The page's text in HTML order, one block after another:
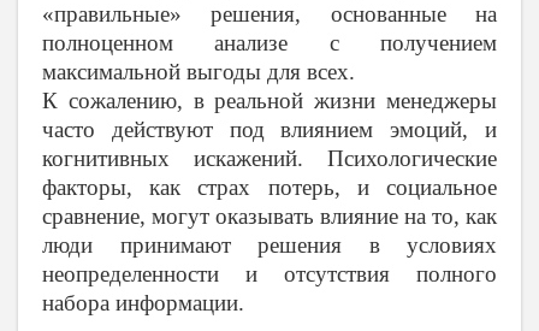
«правильные» решения, основанные на
полноценном анализе с получением
максимальной выгоды для всех.
К сожалению, в реальной жизни менеджеры
часто действуют под влиянием эмоций, и
когнитивных искажений. Психологические
факторы, как страх потерь, и социальное
сравнение, могут оказывать влияние на то, как
люди принимают решения в условиях
неопределенности и отсутствия полного
набора информации.